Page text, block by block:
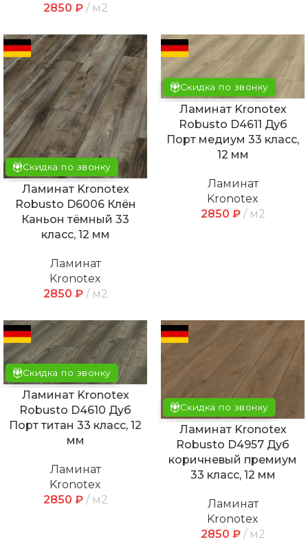
2850 ₽ м2
Скидка по звонку
Ламинат Kronotex
Robusto D6006 Клён
Каньон тёмный 33
класс, 12 мм
Ламинат
Kronotex
2850 ₽ м2
Скидка по звонку
Ламинат Kronotex
Robusto D4611 Дуб
Порт медиум 33 класс,
12 мм
Ламинат
Kronotex
2850 ₽ м2
Скидка по звонку
Ламинат Kronotex
Robusto D4610 Дуб
Порт титан 33 класс, 12
мм
Ламинат
Kronotex
2850 ₽ м2
Скидка по звонку
Ламинат Kronotex
Robusto D4957 Дуб
коричневый премиум
33 класс, 12 мм
Ламинат
Kronotex
2850 ₽ м2